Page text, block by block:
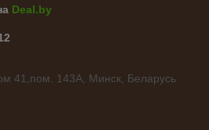
Deal.by
41,пом. 143А, Минск, Беларусь